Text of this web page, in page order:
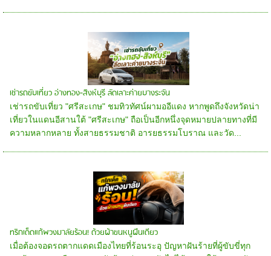
เช่ารถขับเที่ยว อ่างทอง-สิงห์บุรี ลัดเลาะค่ายบางระจัน
เช่ารถขับเที่ยว "ศรีสะเกษ" ชมทิวทัศน์ผามออีแดง หากพูดถึงจังหวัดน่า
เที่ยวในแดนอีสานใต้ "ศรีสะเกษ" ถือเป็นอีกหนึ่งจุดหมายปลายทางที่มี
ความหลากหลาย ทั้งสายธรรมชาติ อารยธรรมโบราณ และวัด...
ทริกเด็ดแก้พวงมาลัยร้อน! ด้วยผ้าขนหนูผืนเดียว
เมื่อต้องจอดรถตากแดดเมืองไทยที่ร้อนระอุ ปัญหาฝันร้ายที่ผู้ขับขี่ทุก